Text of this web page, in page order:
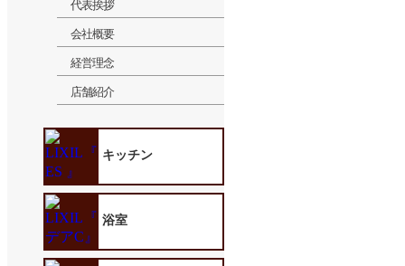
代表挨拶
会社概要
経営理念
店舗紹介
キッチン
浴室